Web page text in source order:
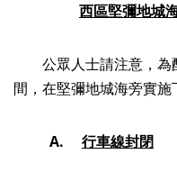
西區堅彌地城
公眾人士請注意，為
間，在堅彌地城海旁實施
A. 行車線封閉